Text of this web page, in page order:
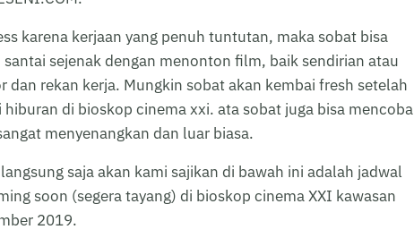
karena kerjaan yang penuh tuntutan, maka sobat bisa
sejenak dengan menonton film, baik sendirian atau
dan rekan kerja. Mungkin sobat akan kembai fresh setelah
di bioskop cinema xxi. ata sobat juga bisa mencoba
menyenangkan dan luar biasa.
saja akan kami sajikan di bawah ini adalah jadwal
soon (segera tayang) di bioskop cinema XXI kawasan
2019.